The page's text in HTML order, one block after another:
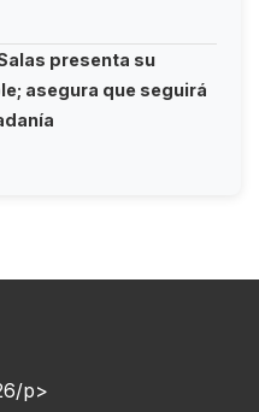
presenta su
asegura que seguirá
p>